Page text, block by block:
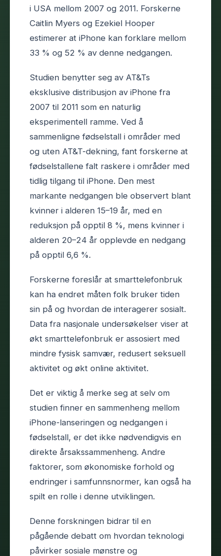
i USA mellom 2007 og 2011. Forskerne
Caitlin Myers og Ezekiel Hooper
estimerer at iPhone kan forklare mellom
33 % og 52 % av denne nedgangen.
Studien benytter seg av AT&Ts
eksklusive distribusjon av iPhone fra
2007 til 2011 som en naturlig
eksperimentell ramme. Ved å
sammenligne fødselstall i områder med
og uten AT&T-dekning, fant forskerne at
fødselstallene falt raskere i områder med
tidlig tilgang til iPhone. Den mest
markante nedgangen ble observert blant
kvinner i alderen 15–19 år, med en
reduksjon på opptil 8 %, mens kvinner i
alderen 20–24 år opplevde en nedgang
på opptil 6,6 %.
Forskerne foreslår at smarttelefonbruk
kan ha endret måten folk bruker tiden
sin på og hvordan de interagerer sosialt.
Data fra nasjonale undersøkelser viser at
økt smarttelefonbruk er assosiert med
mindre fysisk samvær, redusert seksuell
aktivitet og økt online aktivitet.
Det er viktig å merke seg at selv om
studien finner en sammenheng mellom
iPhone-lanseringen og nedgangen i
fødselstall, er det ikke nødvendigvis en
direkte årsakssammenheng. Andre
faktorer, som økonomiske forhold og
endringer i samfunnsnormer, kan også ha
spilt en rolle i denne utviklingen.
Denne forskningen bidrar til en
pågående debatt om hvordan teknologi
påvirker sosiale mønstre og